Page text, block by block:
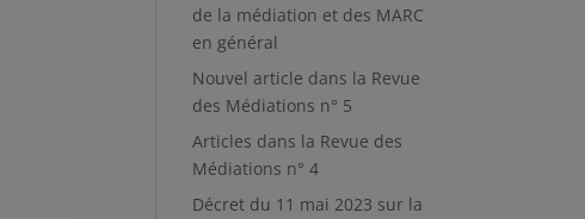
de la médiation et des MARC
en général
Nouvel article dans la Revue
des Médiations n° 5
Articles dans la Revue des
Médiations n° 4
Décret du 11 mai 2023 sur la